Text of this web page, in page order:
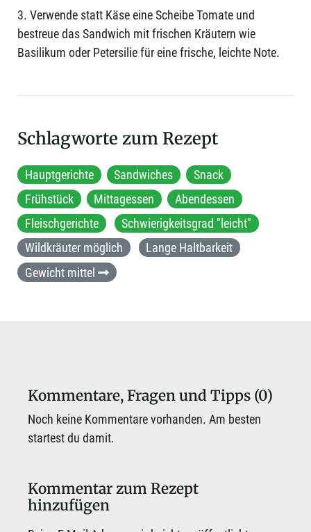
3. Verwende statt Käse eine Scheibe Tomate und
bestreue das Sandwich mit frischen Kräutern wie
Basilikum oder Petersilie für eine frische, leichte Note.
Schlagworte zum Rezept
Hauptgerichte Sandwiches
Snack
Frühstück
Mittagessen
Abendessen
Fleischgerichte
Schwierigkeitsgrad "leicht"
Wildkräuter möglich
Lange Haltbarkeit
Gewicht mittel
Kommentare, Fragen und Tipps (0)
Noch keine Kommentare vorhanden. Am besten
startest du damit.
Kommentar zum Rezept
hinzufügen